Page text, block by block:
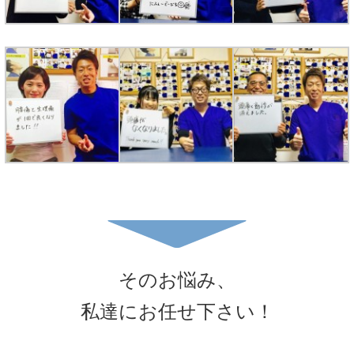
そのお悩み、
私達にお任せ下さい！